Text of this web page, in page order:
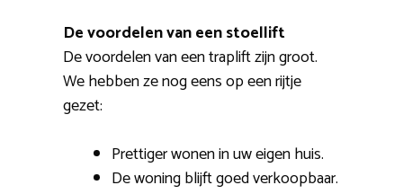
De voordelen van een stoellift
De voordelen van een traplift zijn groot.
We hebben ze nog eens op een rijtje
gezet:
Prettiger wonen in uw eigen huis.
De woning blijft goed verkoopbaar.